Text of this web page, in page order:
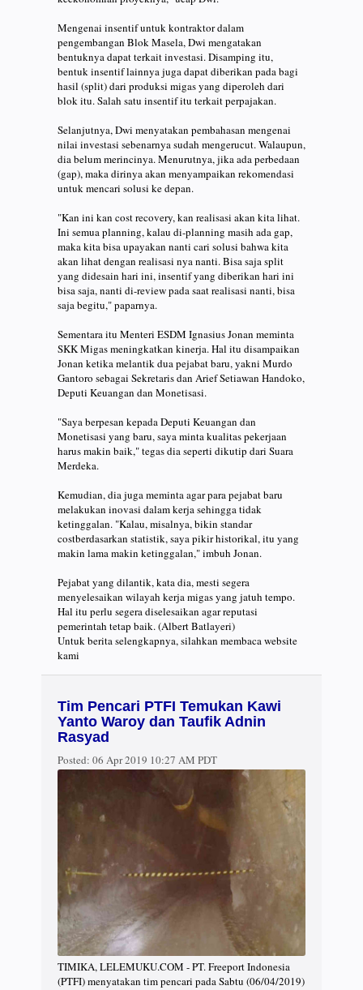
Mengenai insentif untuk kontraktor dalam
pengembangan Blok Masela, Dwi mengatakan
bentuknya dapat terkait investasi. Disamping itu,
bentuk insentif lainnya juga dapat diberikan pada bagi
hasil (split) dari produksi migas yang diperoleh dari
blok itu. Salah satu insentif itu terkait perpajakan.
Selanjutnya, Dwi menyatakan pembahasan mengenai
nilai investasi sebenarnya sudah mengerucut. Walaupun,
dia belum merincinya. Menurutnya, jika ada perbedaan
(gap), maka dirinya akan menyampaikan rekomendasi
untuk mencari solusi ke depan.
"Kan ini kan cost recovery, kan realisasi akan kita lihat.
Ini semua planning, kalau di-planning masih ada gap,
maka kita bisa upayakan nanti cari solusi bahwa kita
akan lihat dengan realisasi nya nanti. Bisa saja split
yang didesain hari ini, insentif yang diberikan hari ini
bisa saja, nanti di-review pada saat realisasi nanti, bisa
saja begitu," paparnya.
Sementara itu Menteri ESDM Ignasius Jonan meminta
SKK Migas meningkatkan kinerja. Hal itu disampaikan
Jonan ketika melantik dua pejabat baru, yakni Murdo
Gantoro sebagai Sekretaris dan Arief Setiawan Handoko,
Deputi Keuangan dan Monetisasi.
"Saya berpesan kepada Deputi Keuangan dan
Monetisasi yang baru, saya minta kualitas pekerjaan
harus makin baik," tegas dia seperti dikutip dari Suara
Merdeka.
Kemudian, dia juga meminta agar para pejabat baru
melakukan inovasi dalam kerja sehingga tidak
ketinggalan. "Kalau, misalnya, bikin standar
costberdasarkan statistik, saya pikir historikal, itu yang
makin lama makin ketinggalan," imbuh Jonan.
Pejabat yang dilantik, kata dia, mesti segera
menyelesaikan wilayah kerja migas yang jatuh tempo.
Hal itu perlu segera diselesaikan agar reputasi
pemerintah tetap baik. (Albert Batlayeri)
Untuk berita selengkapnya, silahkan membaca website
kami
Tim Pencari PTFI Temukan Kawi
Yanto Waroy dan Taufik Adnin
Rasyad
Posted: 06 Apr 2019 10:27 AM PDT
TIMIKA, LELEMUKU.COM - PT. Freeport Indonesia
(PTFI) menyatakan tim pencari pada Sabtu (06/04/2019)